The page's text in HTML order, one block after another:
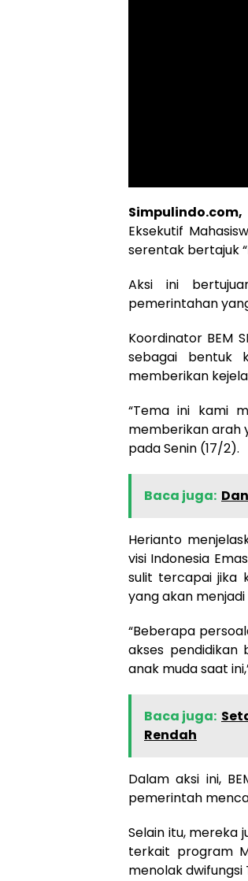
Eksekutif
serentak bertajuk
Aksi ini
pemerintahan
Koordinator BEM
sebagai bentuk
memberikan
“Tema ini kami
memberikan arah
pada Senin (17/2).
Baca juga:
Herianto
visi Indonesia
sulit tercapai jika
yang akan
“Beberapa
akses
anak muda saat
Baca juga:
Rendah
Dalam aksi ini,
pemerintah
Selain itu, mereka
terkait program
menolak dwifungsi